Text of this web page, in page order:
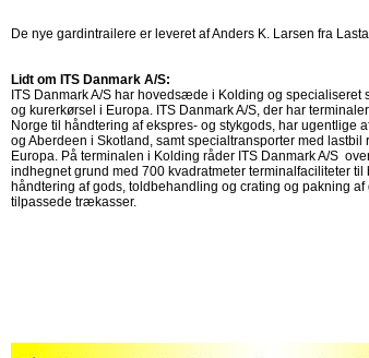
De nye gardintrailere er leveret af Anders K. Larsen fra
Lidt om ITS Danmark A/S:
ITS Danmark A/S har hovedsæde i Kolding og specialiseret
og kurerkørsel i Europa. ITS Danmark A/S, der har
Norge til håndtering af ekspres- og stykgods, har ugentlige
og Aberdeen i Skotland, samt specialtransporter med lastbil
Europa. På terminalen i Kolding råder ITS Danmark A/S
indhegnet grund med 700 kvadratmeter terminalfaciliteter
håndtering af gods, toldbehandling og crating og pakning
tilpassede trækasser.